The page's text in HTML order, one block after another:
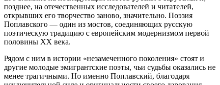
позднее, на отечественных исследователей и читателей,
открывших его творчество заново, значительно. Поэзия
Поплавского — один из мостов, соединяющих русскую
поэтическую традицию с европейским модернизмом первой
половины XX века.
Рядом с ним в истории «незамеченного поколения» стоят и
другие молодые эмигрантские поэты, чьи судьбы оказались не
менее трагичными. Но именно Поплавский, благодаря